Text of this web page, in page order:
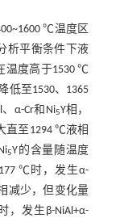
℃温度区
析平衡条件下液
温度高于1530 ℃
低至1530、1365
α-Cr和Ni5Y相，
直至1294 ℃液相
5Y的含量随温度
℃时，发生α-
减少，但变化量
发生β-NiAl+α-